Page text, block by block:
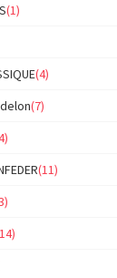
(1)
(4)
(7)
(11)